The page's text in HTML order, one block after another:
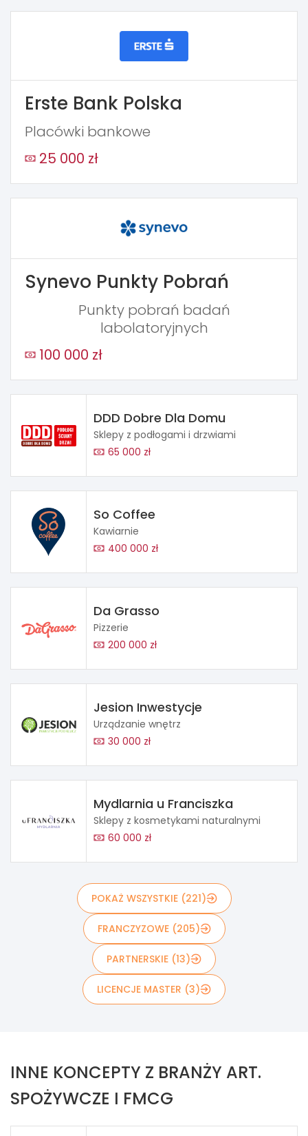
Erste Bank Polska
Placówki bankowe
25 000 zł
Synevo Punkty Pobrań
Punkty pobrań badań
labolatoryjnych
100 000 zł
DDD Dobre Dla Domu
Sklepy z podłogami i drzwiami
65 000 zł
So Coffee
Kawiarnie
400 000 zł
Da Grasso
Pizzerie
200 000 zł
Jesion Inwestycje
Urządzanie wnętrz
30 000 zł
Mydlarnia u Franciszka
Sklepy z kosmetykami naturalnymi
60 000 zł
POKAŻ WSZYSTKIE (221)
FRANCZYZOWE (205)
PARTNERSKIE (13)
LICENCJE MASTER (3)
INNE KONCEPTY Z BRANŻY ART.
SPOŻYWCZE I FMCG